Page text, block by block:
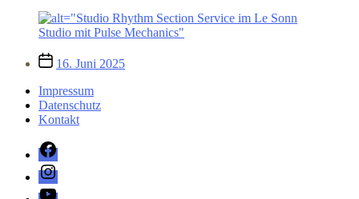
Veröffentlichungsdatum
16. Juni 2025
Impressum
Datenschutz
Kontakt
Facebook
Instagram
YouTube